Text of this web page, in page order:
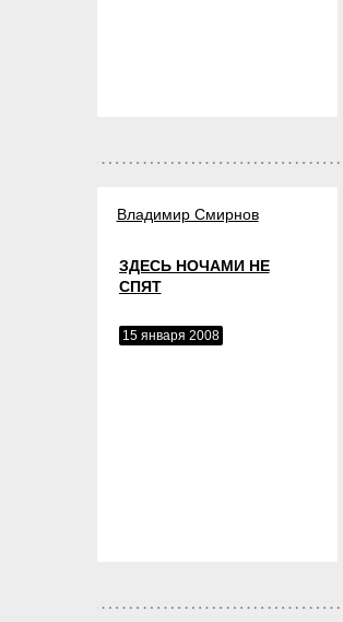
Владимир Смирнов
ЗДЕСЬ НОЧАМИ НЕ
СПЯТ
15 января 2008